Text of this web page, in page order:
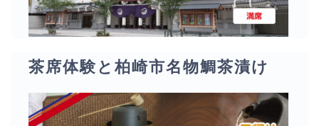
茶席体験と柏崎市名物鯛茶漬け